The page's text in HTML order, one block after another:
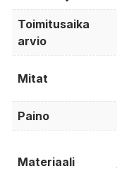
Toimitusaika
arvio
Mitat
Paino
Materiaali